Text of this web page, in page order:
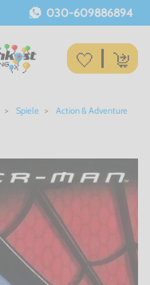
030-609886894
Spiele Action & Adventure